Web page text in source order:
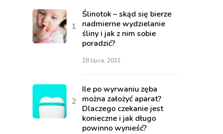
Ślinotok – skąd się bierze
nadmierne wydzielanie
śliny i jak z nim sobie
poradzić?
28 lipca, 2022
Ile po wyrwaniu zęba
można założyć aparat?
Dlaczego czekanie jest
konieczne i jak długo
powinno wynieść?